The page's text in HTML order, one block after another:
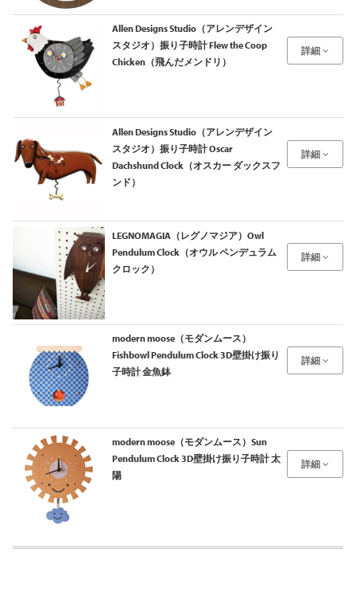
Allen Designs Studio（アレンデザイン
スタジオ）振り子時計 Flew the Coop
Chicken（飛んだメンドリ）
詳細
Allen Designs Studio（アレンデザイン
スタジオ）振り子時計 Oscar
Dachshund Clock（オスカー ダックスフ
ンド）
詳細
LEGNOMAGIA（レグノマジア）Owl
Pendulum Clock（オウル ペンデュラム
クロック）
詳細
modern moose（モダンムース）
Fishbowl Pendulum Clock 3D壁掛け振り
子時計 金魚鉢
詳細
modern moose（モダンムース）Sun
Pendulum Clock 3D壁掛け振り子時計 太
陽
詳細